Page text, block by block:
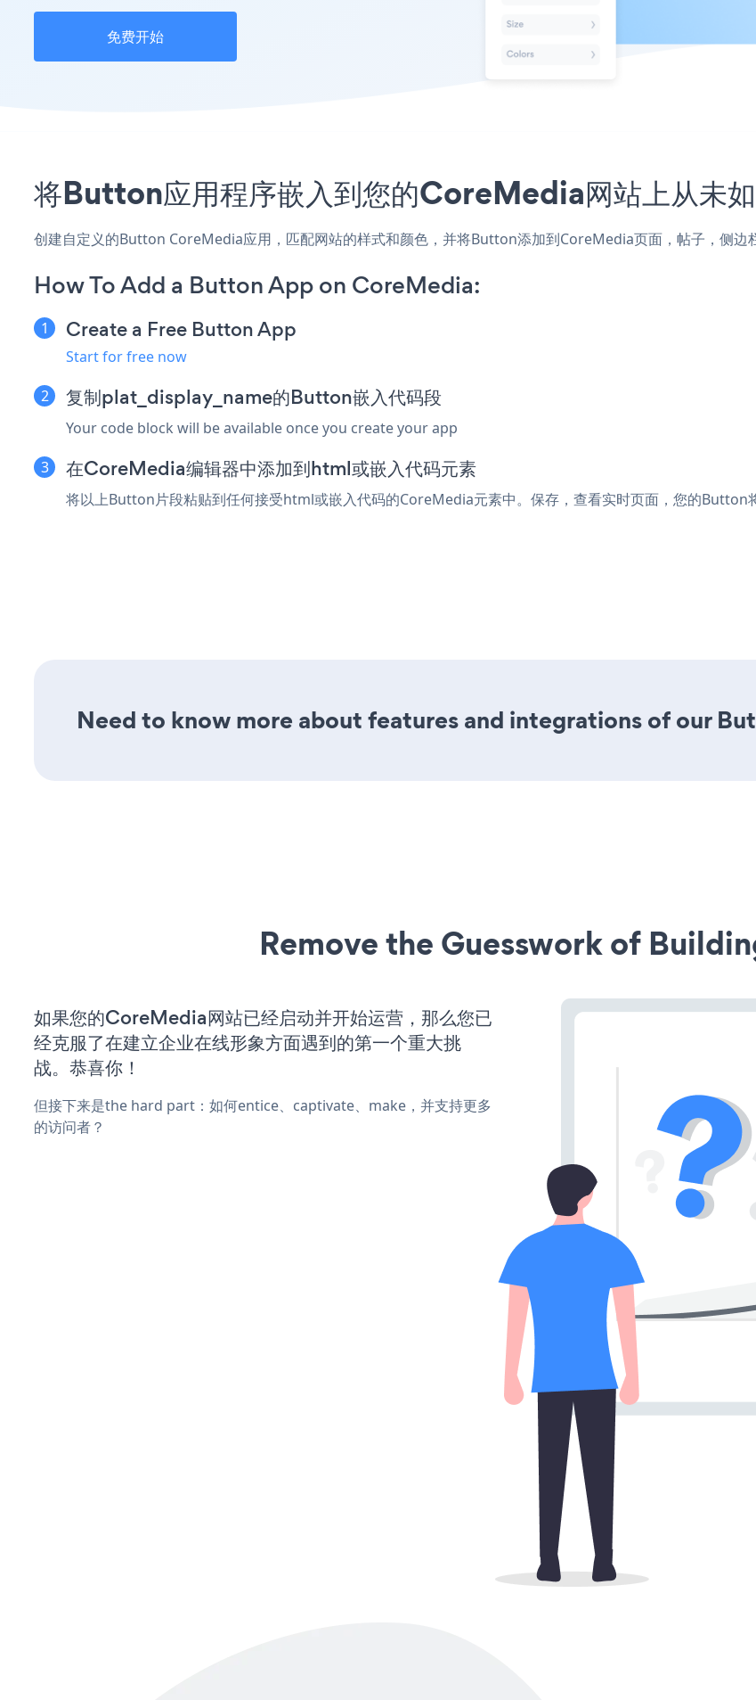
免费开始
将Button应用程序嵌入到您的CoreMedia网站上从未
创建自定义的Button CoreMedia应用，匹配网站的样式和颜色，并将Button添加到CoreMedia页面，帖子，侧边
How To Add a Button App on CoreMedia:
Create a Free Button App
Start for free now
复制plat_display_name的Button嵌入代码段
Your code block will be available once you create your app
在CoreMedia编辑器中添加到html或嵌入代码元素
将以上Button片段粘贴到任何接受html或嵌入代码的CoreMedia元素中。保存，查看实时页面，您的Button
Need to know more about features and integrations of our
Remove the Guesswork of
如果您的CoreMedia网站已经启动并开始运营，那么您已
经克服了在建立企业在线形象方面遇到的第一个重大挑
战。恭喜你！
但接下来是the hard part：如何entice、captivate、make，并支持更多
的访问者？